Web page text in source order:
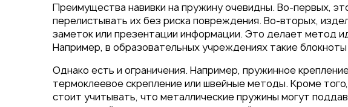
Журналы
Полиграфия для выставок под
ключ
Полиграфия к выборам 2026
Преимущества навивки на пружину очевидны. Во-первых,
перелистывать их без риска повреждения. Во-вторых,
заметок или презентации информации. Это делает метод
Например, в образовательных учреждениях такие
Однако есть и ограничения. Например, пружинное
термоклеевое скрепление или швейные методы. Кроме
стоит учитывать, что металлические пружины могут